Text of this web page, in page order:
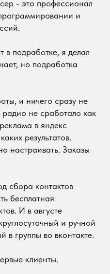
и ручной
во вконтакте.
что мне
тупиковым
Стивена
общения с
тайминг
сбора и
прототипов,